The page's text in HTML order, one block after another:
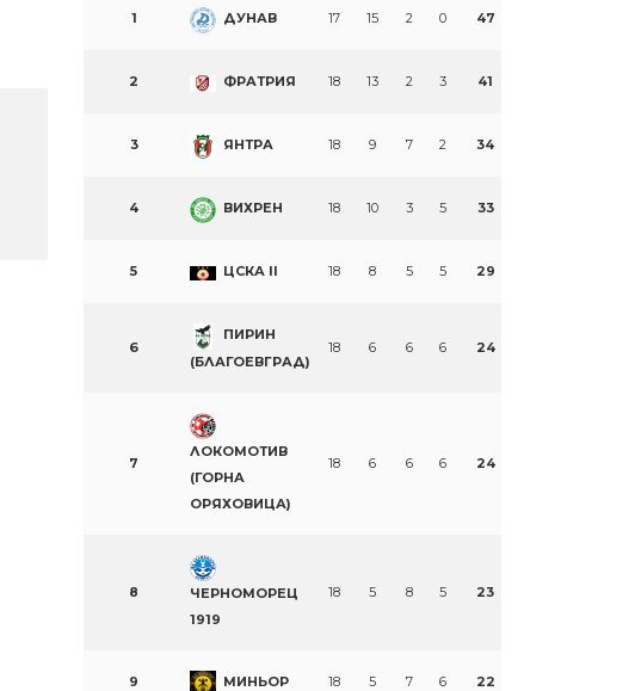
1 ДУНАВ 17 15 2 0 47
2 ФРАТРИЯ 18 13 2 3 41
3 ЯНТРА 18 9 7 2 34
4 ВИХРЕН 18 10 3 5 33
5 ЦСКА II 18 8 5 5 29
6
ПИРИН
(БЛАГОЕВГРАД)
18 6 6 6 24
7
ЛОКОМОТИВ
(ГОРНА
ОРЯХОВИЦА)
18 6 6 6 24
8
ЧЕРНОМОРЕЦ
1919
18 5 8 5 23
9 МИНЬОР 18 5 7 6 22